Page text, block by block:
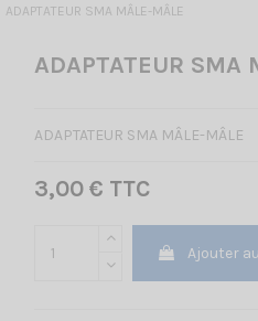
ADAPTATEUR SMA MÂLE-MÂLE
ADAPTATEUR SMA
ADAPTATEUR SMA MÂLE-MÂLE
3,00 € TTC
Ajouter